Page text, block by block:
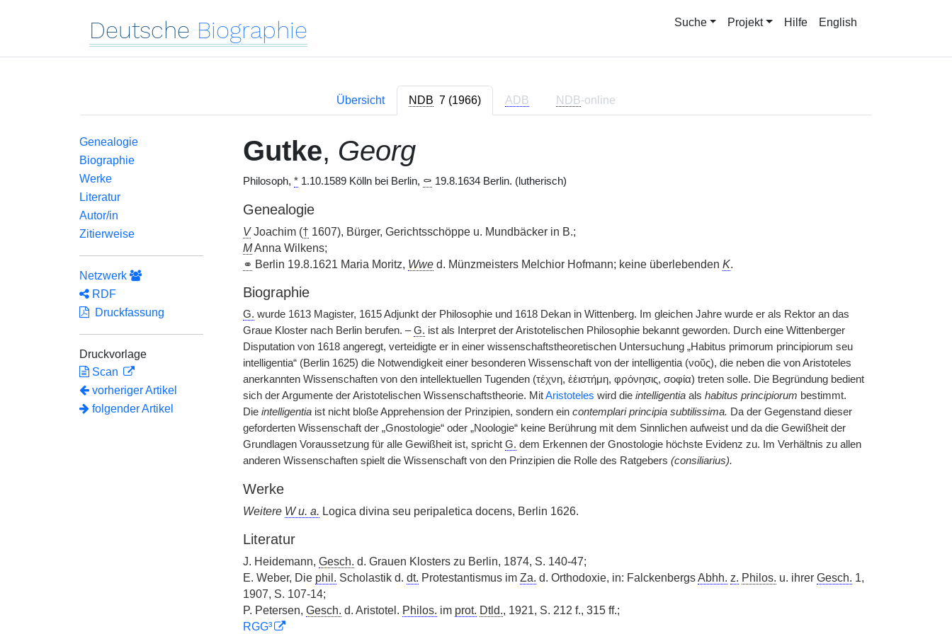
Deutsche Biographie Suche Projekt Hilfe English
Übersicht NDB 7 (1966) ADB NDB-online
Genealogie
Biographie
Werke
Literatur
Autor/in
Zitierweise
Netzwerk
RDF
Druckfassung
Druckvorlage
Scan
vorheriger Artikel
folgender Artikel
Gutke, Georg
Philosoph, *1.10.1589 Kölln bei Berlin, ⚰ 19.8.1634 Berlin. (lutherisch)
Genealogie
VJoachim († 1607), Bürger, Gerichtsschöppe u. Mundbäcker in B.;
MAnna Wilkens;
⚭ Berlin 19.8.1621 Maria Moritz, Wwed. Münzmeisters Melchior Hofmann; keine überlebenden K.
Biographie
G. wurde 1613 Magister, 1615 Adjunkt der Philosophie und 1618 Dekan in Wittenberg. Im gleichen Jahre wurde er als Rektor an das
Graue Kloster nach Berlin berufen. –G. ist als Interpret der Aristotelischen Philosophie bekannt geworden. Durch eine Wittenberger
Disputation von 1618 angeregt, verteidigte er| in einer wissenschaftstheoretischen Untersuchung „Habitus primorum principiorum seu
intelligentia“ (Berlin 1625) die Notwendigkeit einer besonderen Wissenschaft von der intelligentia (νοῠς), die neben die von Aristoteles
anerkannten Wissenschaften von den intellektuellen Tugenden (τέχνη, ἐἐιστήμη, φρόνησις, σοφία) treten solle. Die Begründung bedient
sich der Argumente der Aristotelischen Wissenschaftstheorie. MitAristoteles wird die intelligentiaals habitus principiorum bestimmt.
Die intelligentiaist nicht bloße Apprehension der Prinzipien, sondern ein contemplari principia subtilissima. Da der Gegenstand dieser
geforderten Wissenschaft der „Gnostologie“ oder „Noologie“ keine Berührung mit dem Sinnlichen aufweist und da die Gewißheit der
Grundlagen Voraussetzung für alle Gewißheit ist, spricht G. dem Erkennen der Gnostologie höchste Evidenz zu. Im Verhältnis zu allen
anderen Wissenschaften spielt die Wissenschaft von den Prinzipien die Rolle des Ratgebers (consiliarius).
Werke
Weitere W u. a. Logica divina seu peripaletica docens, Berlin 1626.
Literatur
J. Heidemann, Gesch. d. Grauen Klosters zu Berlin, 1874, S. 140-47;
E. Weber, Die phil. Scholastik d. dt. Protestantismus im Za. d. Orthodoxie, in: FalckenbergsAbhh. z. Philos. u. ihrer Gesch. 1,
1907, S. 107-14;
P. Petersen, Gesch. d. Aristotel. Philos. im prot. Dtld., 1921, S. 212 f., 315 ff.;
RGG³